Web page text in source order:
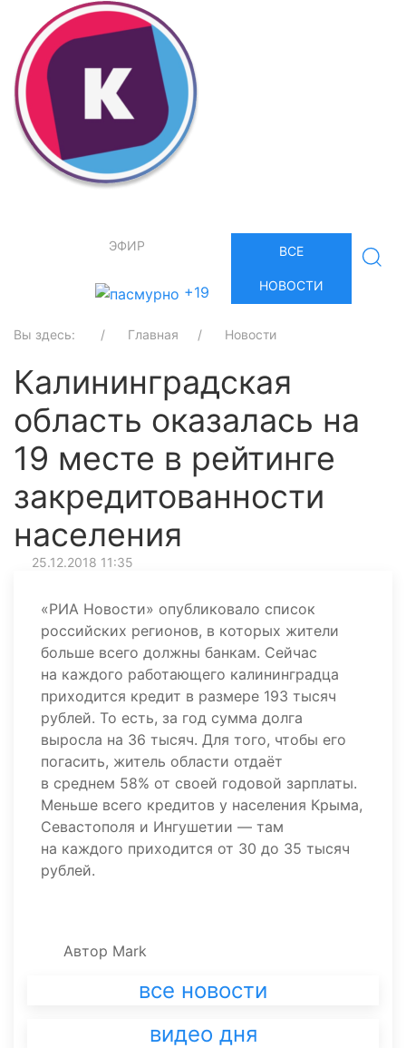
ЭФИР
+19
ВСЕ
НОВОСТИ
Вы здесь: Главная Новости
Калининградская
область оказалась на
19 месте в рейтинге
закредитованности
населения
25.12.2018 11:35
«РИА Новости» опубликовало список
российских регионов, в которых жители
больше всего должны банкам. Сейчас
на каждого работающего калининградца
приходится кредит в размере 193 тысяч
рублей. То есть, за год сумма долга
выросла на 36 тысяч. Для того, чтобы его
погасить, житель области отдаёт
в среднем 58% от своей годовой зарплаты.
Меньше всего кредитов у населения Крыма,
Севастополя и Ингушетии — там
на каждого приходится от 30 до 35 тысяч
рублей.
Автор Mark
все новости
видео дня